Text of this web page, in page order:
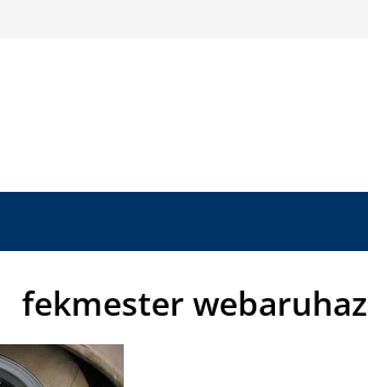
fekmester webaruhaz